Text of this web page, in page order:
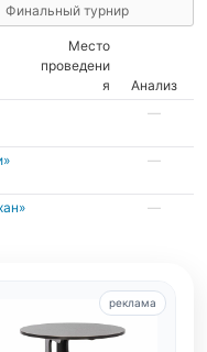
Финальный турнир
Место
проведени
я
Анализ
—
—
—
реклама